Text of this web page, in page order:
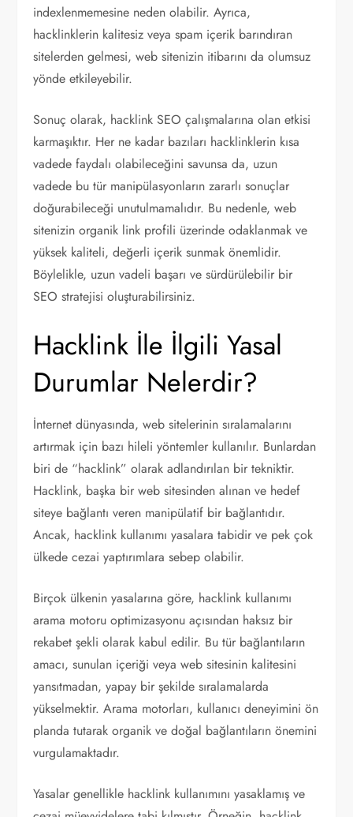
indexlenmemesine neden olabilir. Ayrıca,
hacklinklerin kalitesiz veya spam içerik barındıran
sitelerden gelmesi, web sitenizin itibarını da olumsuz
yönde etkileyebilir.
Sonuç olarak, hacklink SEO çalışmalarına olan etkisi
karmaşıktır. Her ne kadar bazıları hacklinklerin kısa
vadede faydalı olabileceğini savunsa da, uzun
vadede bu tür manipülasyonların zararlı sonuçlar
doğurabileceği unutulmamalıdır. Bu nedenle, web
sitenizin organik link profili üzerinde odaklanmak ve
yüksek kaliteli, değerli içerik sunmak önemlidir.
Böylelikle, uzun vadeli başarı ve sürdürülebilir bir
SEO stratejisi oluşturabilirsiniz.
Hacklink İle İlgili Yasal
Durumlar Nelerdir?
İnternet dünyasında, web sitelerinin sıralamalarını
artırmak için bazı hileli yöntemler kullanılır. Bunlardan
biri de “hacklink” olarak adlandırılan bir tekniktir.
Hacklink, başka bir web sitesinden alınan ve hedef
siteye bağlantı veren manipülatif bir bağlantıdır.
Ancak, hacklink kullanımı yasalara tabidir ve pek çok
ülkede cezai yaptırımlara sebep olabilir.
Birçok ülkenin yasalarına göre, hacklink kullanımı
arama motoru optimizasyonu açısından haksız bir
rekabet şekli olarak kabul edilir. Bu tür bağlantıların
amacı, sunulan içeriği veya web sitesinin kalitesini
yansıtmadan, yapay bir şekilde sıralamalarda
yükselmektir. Arama motorları, kullanıcı deneyimini ön
planda tutarak organik ve doğal bağlantıların önemini
vurgulamaktadır.
Yasalar genellikle hacklink kullanımını yasaklamış ve